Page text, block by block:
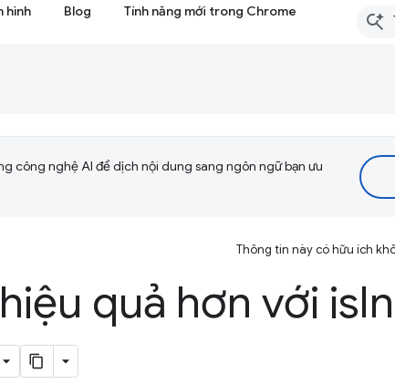
hình Blog Tính năng mới trong Chrome
công nghệ AI để dịch nội dung sang ngôn ngữ bạn ưu
Thông tin này có hữu ích
quả hơn với is